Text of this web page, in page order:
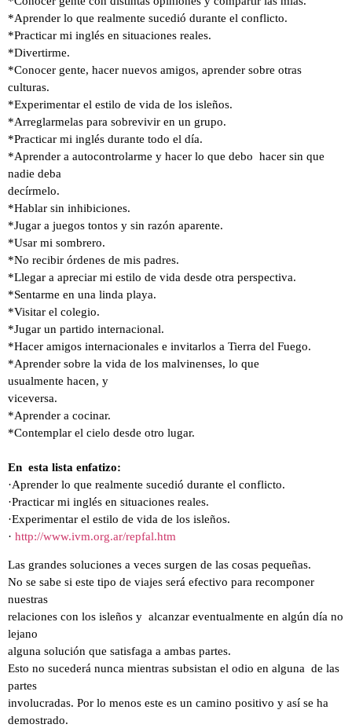
*Aprender lo que realmente sucedió durante el conflicto.
*Practicar mi inglés en situaciones reales.
*Divertirme.
*Conocer gente, hacer nuevos amigos, aprender sobre otras
culturas.
*Experimentar el estilo de vida de los isleños.
*Arreglarmelas para sobrevivir en un grupo.
*Practicar mi inglés durante todo el día.
*Aprender a autocontrolarme y hacer lo que debo hacer sin que
nadie deba
decírmelo.
*Hablar sin inhibiciones.
*Jugar a juegos tontos y sin razón aparente.
*Usar mi sombrero.
*No recibir órdenes de mis padres.
*Llegar a apreciar mi estilo de vida desde otra perspectiva.
*Sentarme en una linda playa.
*Visitar el colegio.
*Jugar un partido internacional.
*Hacer amigos internacionales e invitarlos a Tierra del Fuego.
*Aprender sobre la vida de los malvinenses, lo que
usualmente hacen, y
viceversa.
*Aprender a cocinar.
*Contemplar el cielo desde otro lugar.
En esta lista enfatizo:
·Aprender lo que realmente sucedió durante el conflicto.
·Practicar mi inglés en situaciones reales.
·Experimentar el estilo de vida de los isleños.
· http://www.ivm.org.ar/repfal.htm
Las grandes soluciones a veces surgen de las cosas pequeñas.
No se sabe si este tipo de viajes será efectivo para recomponer
nuestras
relaciones con los isleños y alcanzar eventualmente en algún día no
lejano
alguna solución que satisfaga a ambas partes.
Esto no sucederá nunca mientras subsistan el odio en alguna de las
partes
involucradas. Por lo menos este es un camino positivo y así se ha
demostrado.